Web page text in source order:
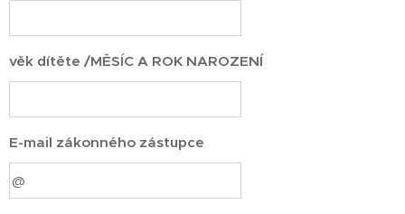
věk dítěte /MĚSÍC A ROK NAROZENÍ
E-mail zákonného zástupce